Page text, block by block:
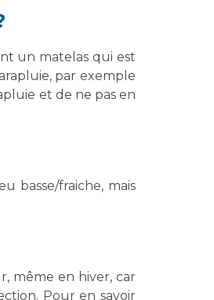
un matelas qui est
par exemple
et de ne pas en
basse/fraiche, mais
même en hiver, car
Pour en savoir